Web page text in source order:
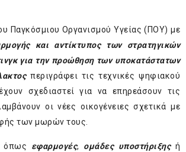
Παγκόσμιου Οργανισμού Υγείας (ΠΟΥ) με
και αντίκτυπος των στρατηγικών
για την προώθηση των υποκατάστατων
περιγράφει τις τεχνικές ψηφιακού
σχεδιαστεί για να επηρεάσουν τις
οι νέες οικογένειες σχετικά με
των μωρών τους.
εφαρμογές, ομάδες υποστήριξηςή